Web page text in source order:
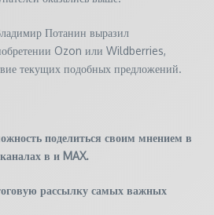
Потанин выразил
Ozon или Wildberries,
текущих подобных предложений.
поделиться своим мнением в
в и MAX.
рассылку самых важных